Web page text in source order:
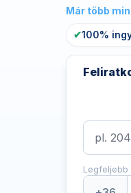
Már több
✔100%
Legfeljebb